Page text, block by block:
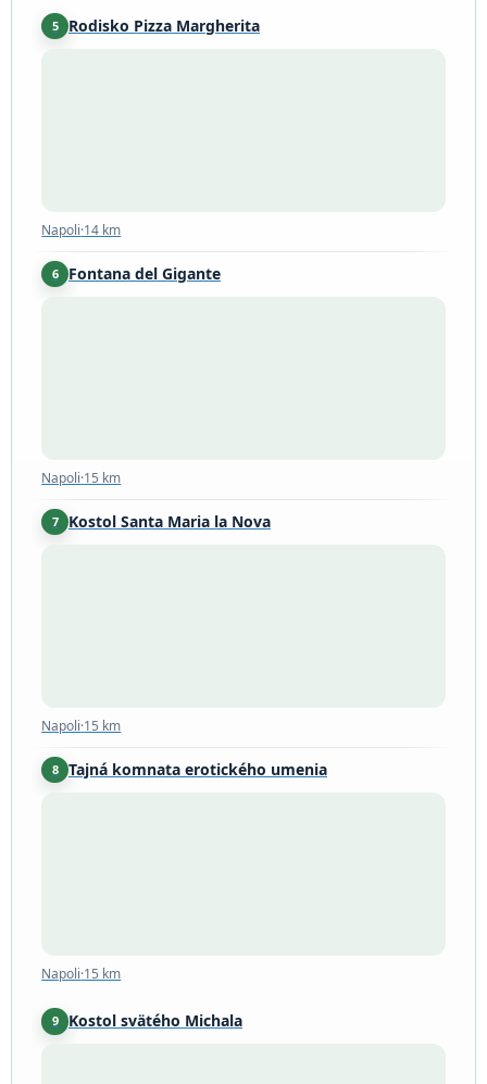
5 Rodisko Pizza Margherita
Napoli·14 km
6 Fontana del Gigante
Napoli·15 km
7 Kostol Santa Maria la Nova
Napoli·15 km
8 Tajná komnata erotického umenia
Napoli·15 km
9 Kostol svätého Michala